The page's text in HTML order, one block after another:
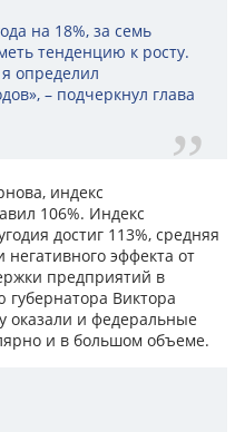
на 18%, за семь
тенденцию к росту.
определил
– подчеркнул глава
индекс
106%. Индекс
достиг 113%, средняя
эффекта от
предприятий в
Виктора
оказали и федеральные
и в большом объеме.